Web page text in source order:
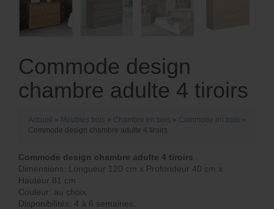
Commode design
chambre adulte 4 tiroirs
Accueil » Meubles bois » Chambre en bois » Commode en bois »
Commode design chambre adulte 4 tiroirs
Commode design chambre adulte 4 tiroirs
Dimensions: Longueur 120 cm x Profondeur 40 cm x
Hauteur 81 cm
Couleur: au choix
Disponibilités: 4 à 6 semaines.